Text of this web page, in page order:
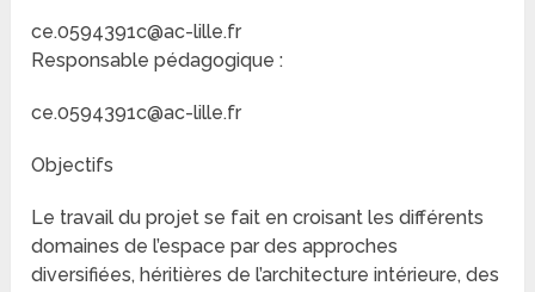
ce.0594391c@ac-lille.fr
Responsable pédagogique :
ce.0594391c@ac-lille.fr
Objectifs
Le travail du projet se fait en croisant les différents
domaines de l’espace par des approches
diversifiées, héritières de l’architecture intérieure, des